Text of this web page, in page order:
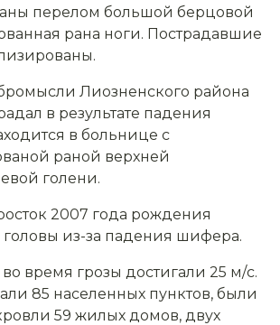
перелом большой берцовой
рана ноги. Пострадавшие
Лиозненского района
в результате падения
в больнице с
раной верхней
голени.
2007 года рождения
из-за падения шифера.
время грозы достигали 25 м/с.
85 населенных пунктов, были
59 жилых домов, двух